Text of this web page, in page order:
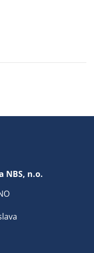
NBS, n.o.